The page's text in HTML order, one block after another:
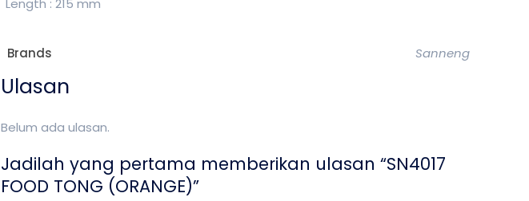
Length : 215 mm
Brands Sanneng
Ulasan
Belum ada ulasan.
Jadilah yang pertama memberikan ulasan “SN4017
FOOD TONG (ORANGE)”